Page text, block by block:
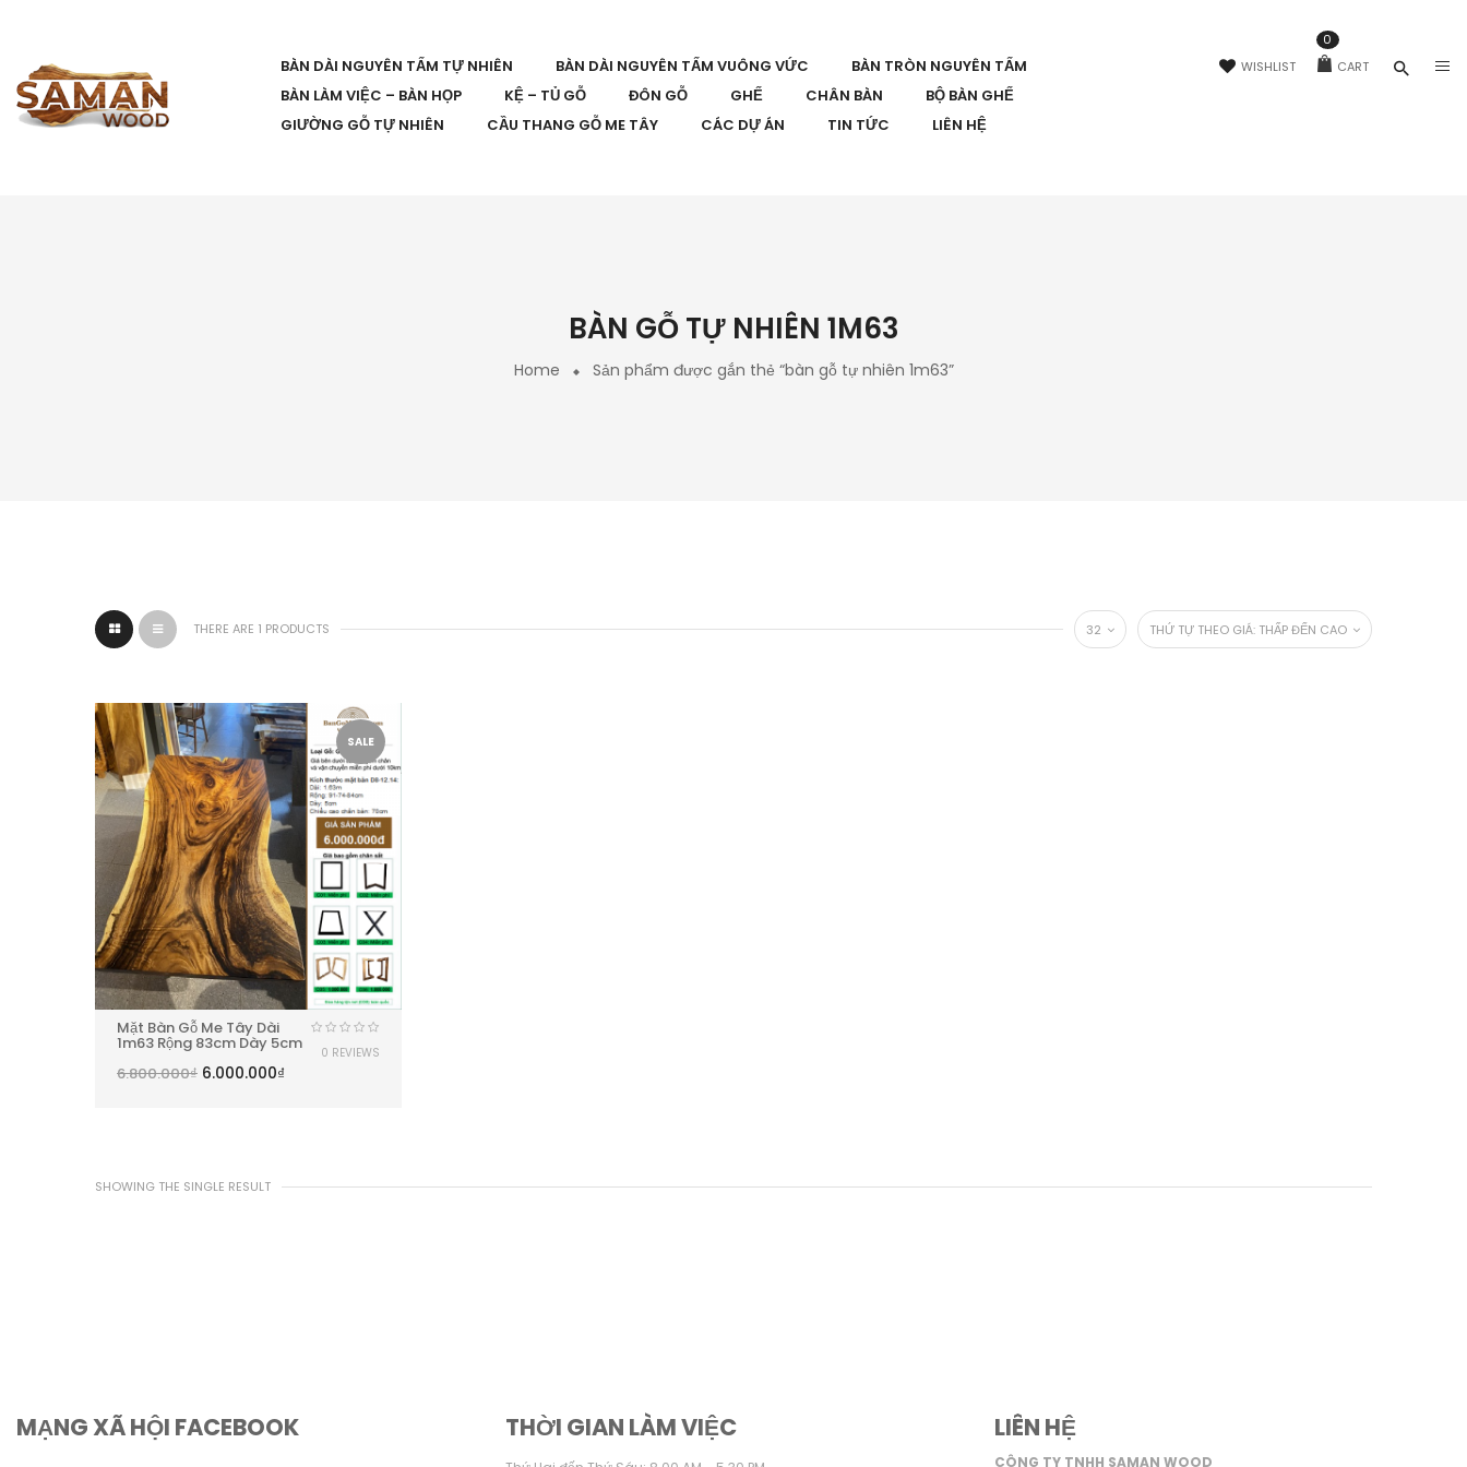
BÀN DÀI NGUYÊN TẤM TỰ NHIÊN BÀN DÀI NGUYÊN TẤM VUÔNG VỨC
BÀN TRÒN NGUYÊN TẤM
BÀN LÀM VIỆC – BÀN HỌP
KỆ – TỦ GỖ ĐÔN GỖ GHẾ CHÂN BÀN
BỘ BÀN GHẾ
GIƯỜNG GỖ TỰ NHIÊN
CẦU THANG GỖ ME TÂY CÁC DỰ ÁN TIN TỨC LIÊN HỆ
WISHLIST CART
0
BÀN GỖ TỰ NHIÊN 1M63
Home Sản phẩm được gắn thẻ “bàn gỗ tự nhiên 1m63”
THERE ARE 1 PRODUCTS THỨ TỰ THEO GIÁ: THẤP ĐẾN CAO
32
SALE
Mặt Bàn Gỗ Me Tây Dài
1m63 Rộng 83cm Dày 5cm
6.800.000₫ 6.000.000₫
0 REVIEWS
SHOWING THE SINGLE RESULT
MẠNG XÃ HỘI FACEBOOK THỜI GIAN LÀM VIỆC LIÊN HỆ
CÔNG TY TNHH SAMAN WOOD